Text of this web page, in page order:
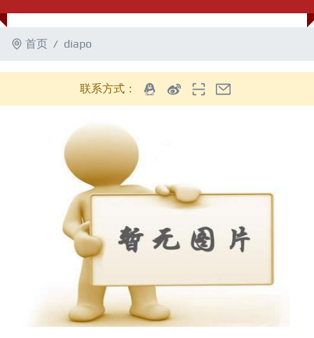
首页 diapo
联系方式：